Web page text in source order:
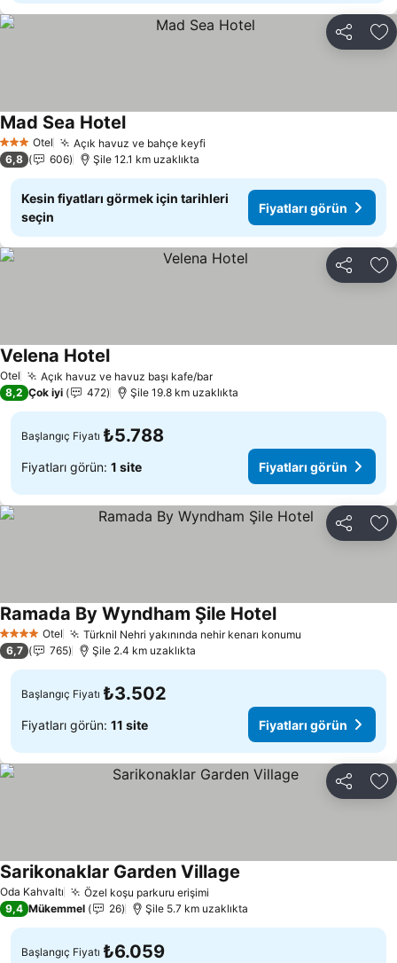
Paylaş
3 YıldızOtel Açık havuz ve bahçe keyfi
Mad Sea Hotel
6,8 606 Şile 12.1 km uzaklıkta
Kesin fiyatları görmek için tarihleri
seçin
Fiyatları görün
Paylaş
Otel Açık havuz ve havuz başı kafe/bar
Velena Hotel
8,2 Çok iyi 472 Şile 19.8 km uzaklıkta
Başlangıç Fiyatı ₺5.788
Fiyatları görün: 1 site Fiyatları görün
Paylaş
4 Yıldız Otel Türknil Nehri yakınında nehir kenarı konumu
Ramada By Wyndham Şile Hotel
6,7 765 Şile 2.4 km uzaklıkta
Başlangıç Fiyatı ₺3.502
Fiyatları görün: 11 site Fiyatları görün
Paylaş
Oda Kahvaltı Özel koşu parkuru erişimi
Sarikonaklar Garden Village
9,4 Mükemmel 26 Şile 5.7 km uzaklıkta
Başlangıç Fiyatı ₺6.059